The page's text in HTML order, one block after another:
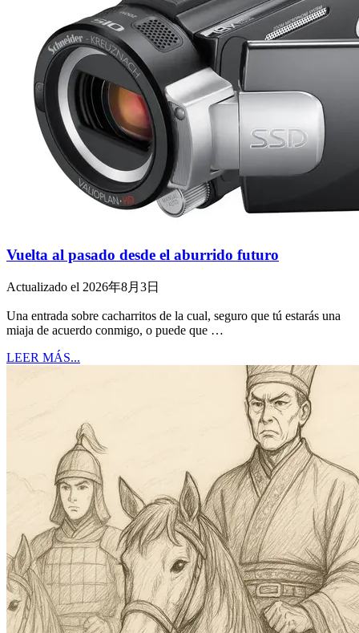
Vuelta al pasado desde el aburrido futuro
Actualizado el 2026年8月3日
Una entrada sobre cacharritos de la cual, seguro que tú estarás una
miaja de acuerdo conmigo, o puede que …
LEER MÁS...